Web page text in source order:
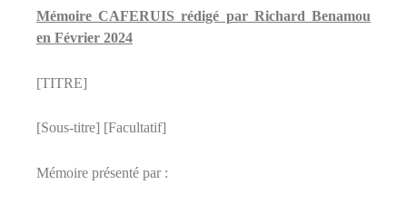
Mémoire CAFERUIS rédigé par Richard Benamou
en Février 2024
[TITRE]
[Sous-titre] [Facultatif]
Mémoire présenté par :